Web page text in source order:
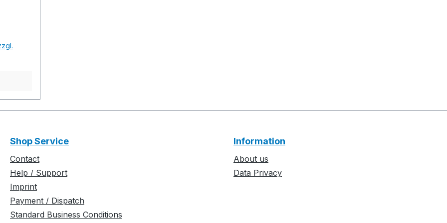
E12
time
Build
Shop Service
Contact
Help / Support
Imprint
Payment / Dispatch
Standard Business Conditions
Information
About us
Data Privacy